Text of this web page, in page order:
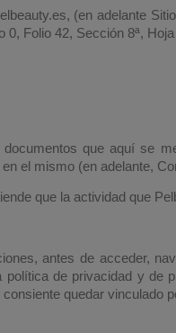
(en adelante
0, Folio 42, Sección 8ª,
que aquí se
el mismo (en adelante,
que la actividad que
antes de acceder,
de privacidad y de
quedar vinculado